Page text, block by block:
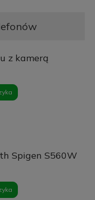
z kamerą
Spigen S560W